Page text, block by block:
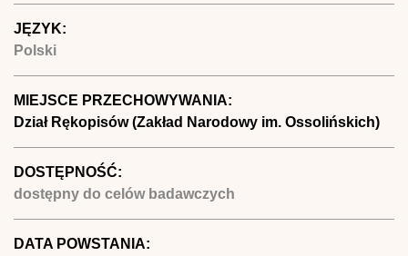
JĘZYK:
Polski
MIEJSCE PRZECHOWYWANIA:
Dział Rękopisów (Zakład Narodowy im. Ossolińskich)
DOSTĘPNOŚĆ:
dostępny do celów badawczych
DATA POWSTANIA: